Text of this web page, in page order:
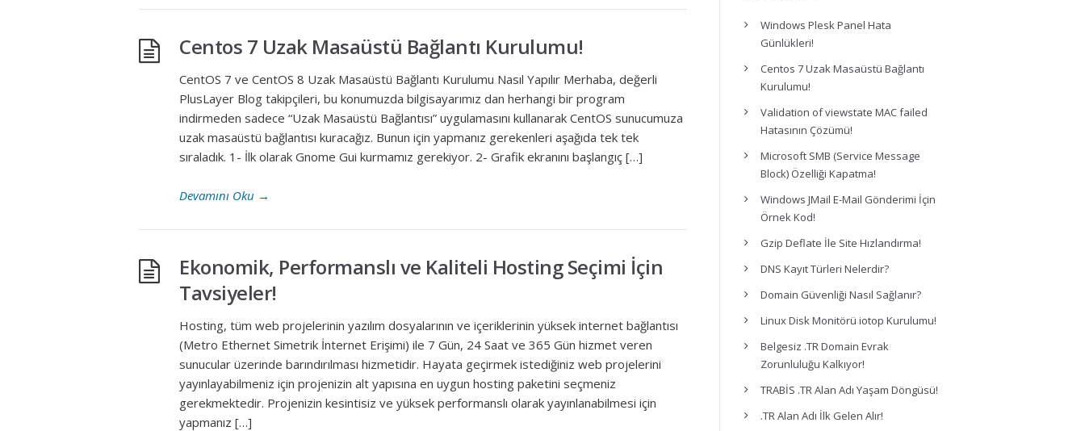
Centos 7 Uzak Masaüstü Bağlantı Kurulumu!
CentOS 7 ve CentOS 8 Uzak Masaüstü Bağlantı Kurulumu Nasıl Yapılır Merhaba, değerli
PlusLayer Blog takipçileri, bu konumuzda bilgisayarımız dan herhangi bir program
indirmeden sadece “Uzak Masaüstü Bağlantısı” uygulamasını kullanarak CentOS sunucumuza
uzak masaüstü bağlantısı kuracağız. Bunun için yapmanız gerekenleri aşağıda tek tek
sıraladık. 1- İlk olarak Gnome Gui kurmamız gerekiyor. 2- Grafik ekranını başlangıç […]
Devamını Oku →
Ekonomik, Performanslı ve Kaliteli Hosting Seçimi İçin
Tavsiyeler!
Hosting, tüm web projelerinin yazılım dosyalarının ve içeriklerinin yüksek internet bağlantısı
(Metro Ethernet Simetrik İnternet Erişimi) ile 7 Gün, 24 Saat ve 365 Gün hizmet veren
sunucular üzerinde barındırılması hizmetidir. Hayata geçirmek istediğiniz web projelerini
yayınlayabilmeniz için projenizin alt yapısına en uygun hosting paketini seçmeniz
gerekmektedir. Projenizin kesintisiz ve yüksek performanslı olarak yayınlanabilmesi için
yapmanız […]
Windows Plesk Panel Hata
Günlükleri!
Centos 7 Uzak Masaüstü Bağlantı
Kurulumu!
Validation of viewstate MAC failed
Hatasının Çözümü!
Microsoft SMB (Service Message
Block) Özelliği Kapatma!
Windows JMail E-Mail Gönderimi İçin
Örnek Kod!
Gzip Deflate İle Site Hızlandırma!
DNS Kayıt Türleri Nelerdir?
Domain Güvenliği Nasıl Sağlanır?
Linux Disk Monitörü iotop Kurulumu!
Belgesiz .TR Domain Evrak
Zorunluluğu Kalkıyor!
TRABİS .TR Alan Adı Yaşam Döngüsü!
.TR Alan Adı İlk Gelen Alır!